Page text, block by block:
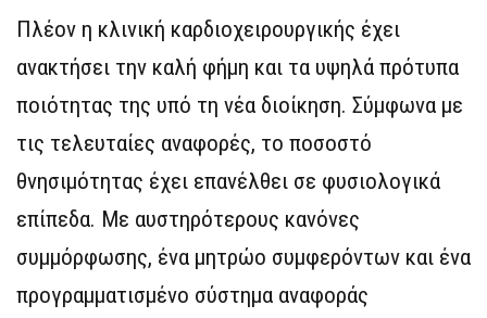
Πλέον η κλινική καρδιοχειρουργικής έχει
ανακτήσει την καλή φήμη και τα υψηλά πρότυπα
ποιότητας της υπό τη νέα διοίκηση. Σύμφωνα με
τις τελευταίες αναφορές, το ποσοστό
θνησιμότητας έχει επανέλθει σε φυσιολογικά
επίπεδα. Με αυστηρότερους κανόνες
συμμόρφωσης, ένα μητρώο συμφερόντων και ένα
προγραμματισμένο σύστημα αναφοράς